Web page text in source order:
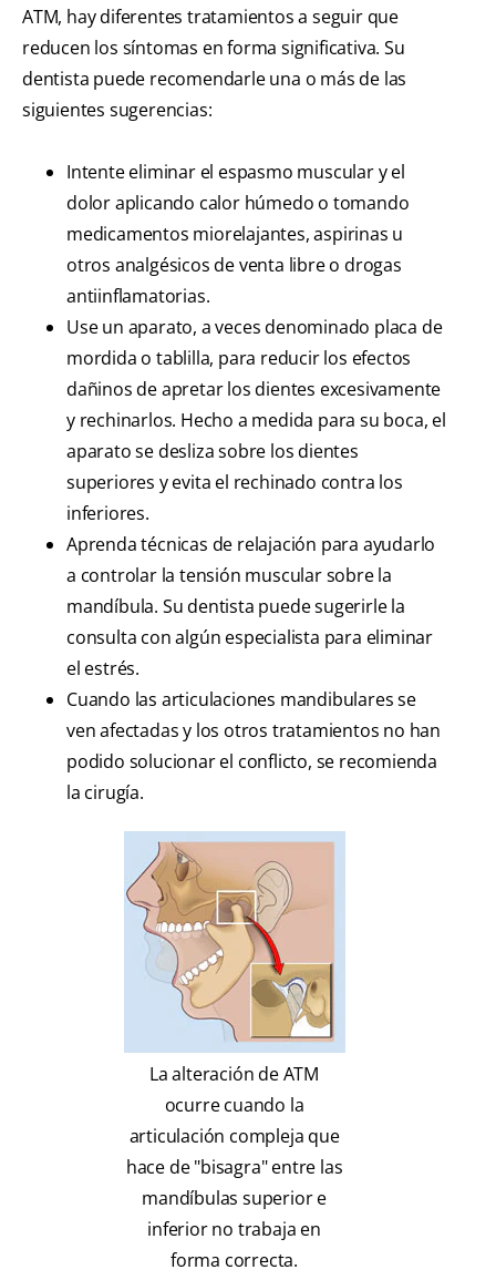
ATM, hay diferentes tratamientos a seguir que
reducen los síntomas en forma significativa. Su
dentista puede recomendarle una o más de las
siguientes sugerencias:
Intente eliminar el espasmo muscular y el
dolor aplicando calor húmedo o tomando
medicamentos miorelajantes, aspirinas u
otros analgésicos de venta libre o drogas
antiinflamatorias.
Use un aparato, a veces denominado placa de
mordida o tablilla, para reducir los efectos
dañinos de apretar los dientes excesivamente
y rechinarlos. Hecho a medida para su boca, el
aparato se desliza sobre los dientes
superiores y evita el rechinado contra los
inferiores.
Aprenda técnicas de relajación para ayudarlo
a controlar la tensión muscular sobre la
mandíbula. Su dentista puede sugerirle la
consulta con algún especialista para eliminar
el estrés.
Cuando las articulaciones mandibulares se
ven afectadas y los otros tratamientos no han
podido solucionar el conflicto, se recomienda
la cirugía.
La alteración de ATM
ocurre cuando la
articulación compleja que
hace de "bisagra" entre las
mandíbulas superior e
inferior no trabaja en
forma correcta.